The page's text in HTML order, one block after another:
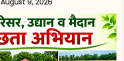
9, 2026